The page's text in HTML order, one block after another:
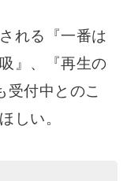
れる『一番は
』、『再生の
受付中とのこ
しい。